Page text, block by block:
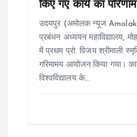
किए गए कार्य का
उदयपुर (अमोलक न्यूज
प्रबंधन अध्ययन महाविद्यालय,
में प्रथम प्रो. विजय श्रीमाली
गरिमामय आयोजन किया गया।
विश्वविद्यालय के…